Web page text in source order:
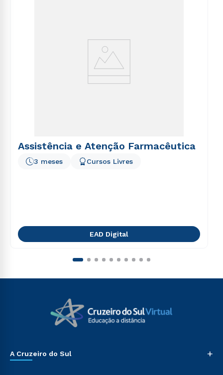
Assistência e Atenção Farmacêutica
3 meses Cursos Livres
EAD Digital
A Cruzeiro do Sul +